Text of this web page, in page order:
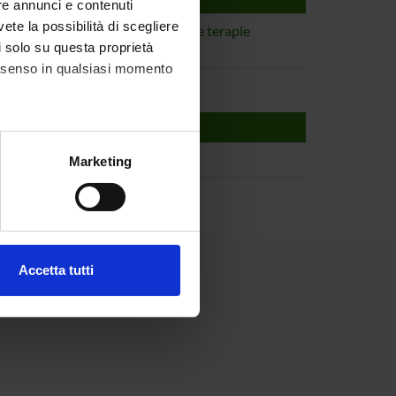
annunci e contenuti
la possibilità di scegliere
su questa proprietà
in qualsiasi momento
metro,
che hai fornito loro o
Marketing
Accetta tutti
mediche e Resistenza alle terapie